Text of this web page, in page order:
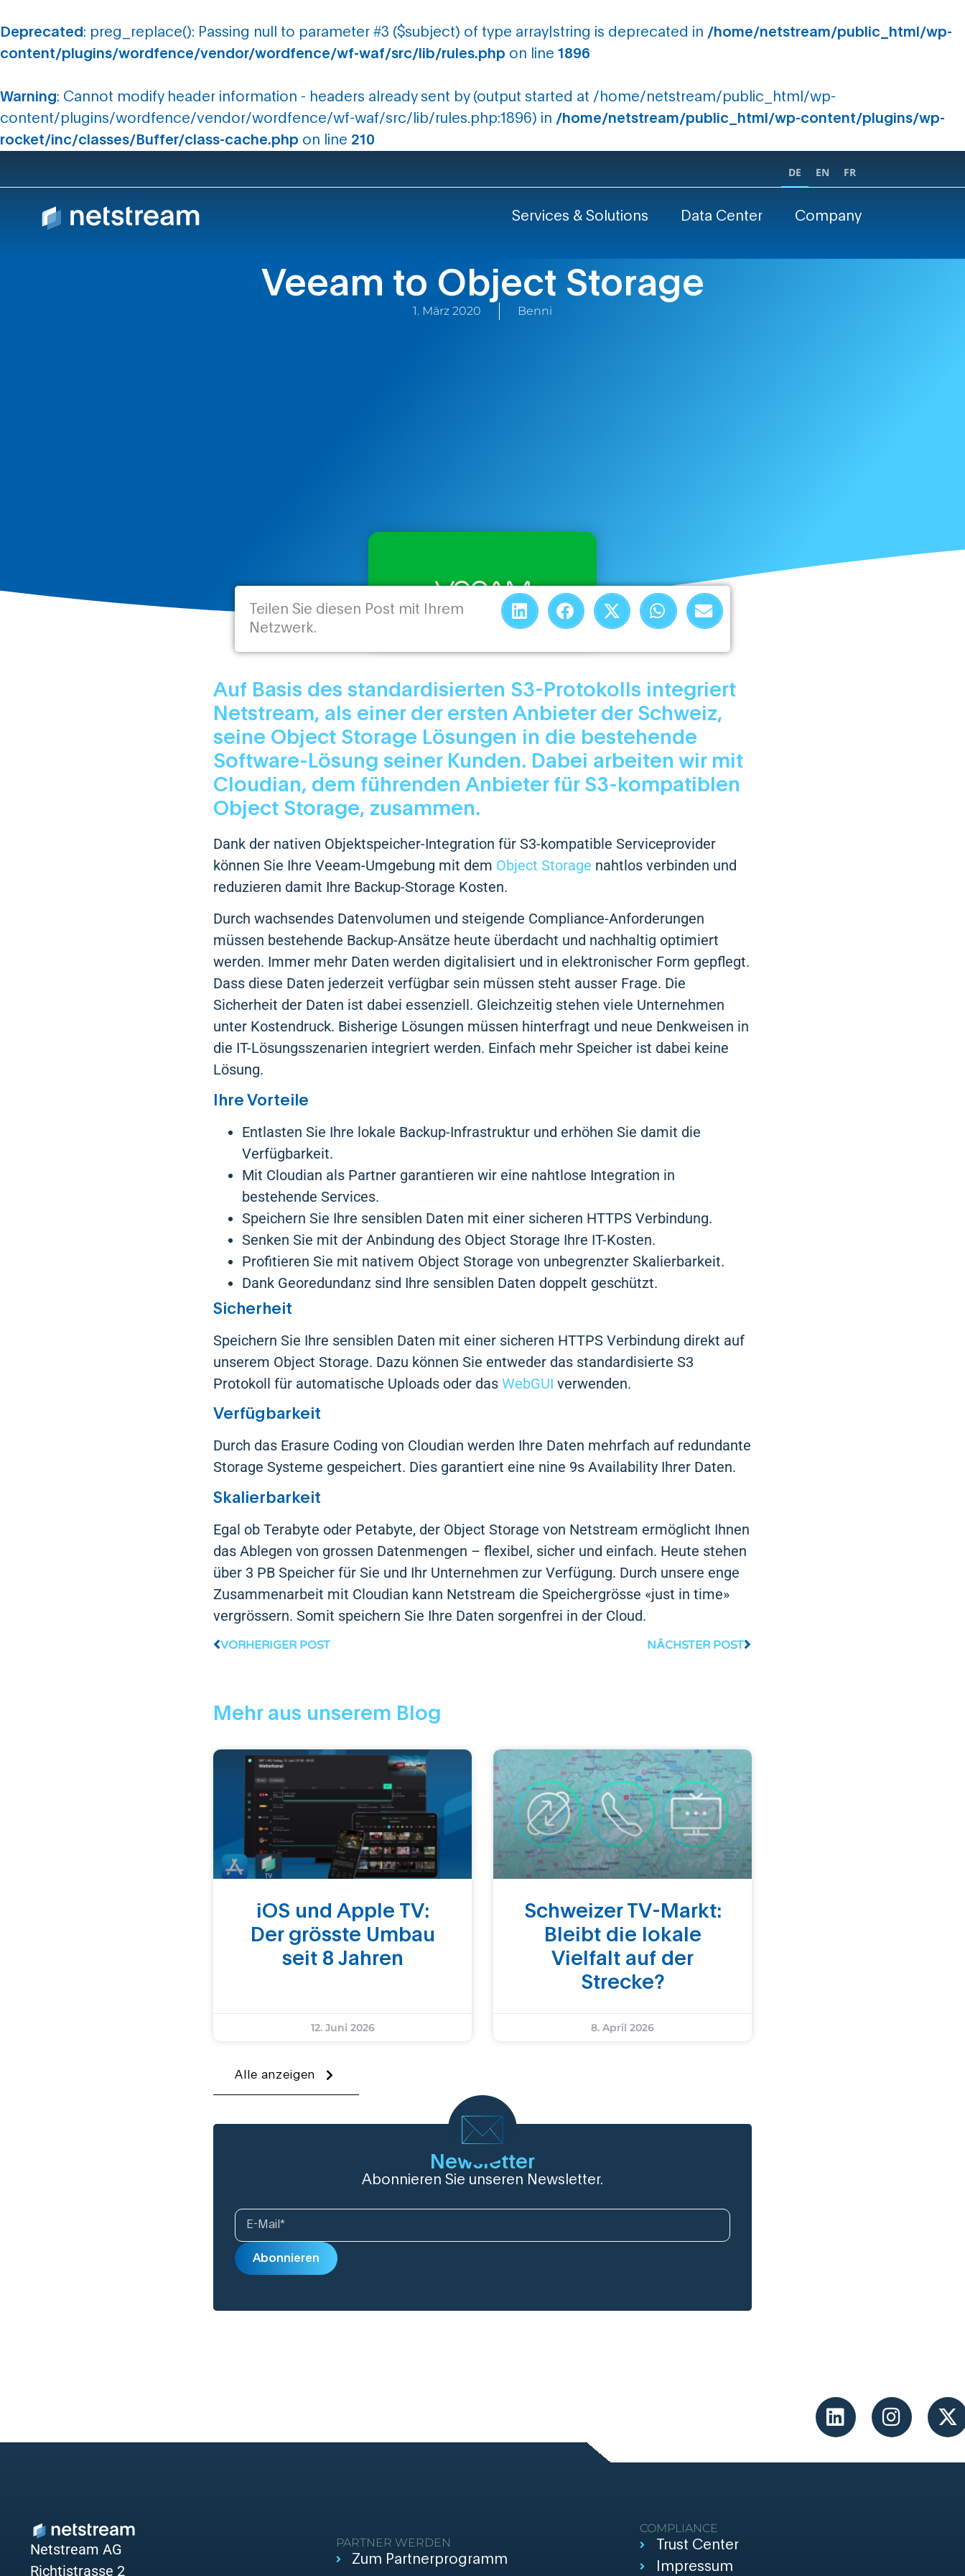
Deprecated : preg_replace(): Passing null to parameter #3 ($subject) of type array|string is deprecated in /home/netstream/public_html/wp-
content/plugins/wordfence/vendor/wordfence/wf-waf/src/lib/rules.php on line 1896
Warning: Cannot modify header information - headers already sent by (output started at /home/netstream/public_html/wp-
content/plugins/wordfence/vendor/wordfence/wf-waf/src/lib/rules.php:1896) in /home/netstream/public_html/wp-content/plugins/wp-
rocket/inc/classes/Buffer/class-cache.php on line 210
DE EN FR
Services & Solutions Data Center Company
Veeam to Object Storage
1. März 2020 Benni
Teilen Sie diesen Post mit Ihrem
Netzwerk.
Auf Basis des standardisierten S3-Protokolls integriert
Netstream, als einer der ersten Anbieter der Schweiz,
seine Object Storage Lösungen in die bestehende
Software-Lösung seiner Kunden. Dabei arbeiten wir mit
Cloudian, dem führenden Anbieter für S3-kompatiblen
Object Storage, zusammen.
Dank der nativen Objektspeicher-Integration für S3-kompatible Serviceprovider
können Sie Ihre Veeam-Umgebung mit dem Object Storage nahtlos verbinden und
reduzieren damit Ihre Backup-Storage Kosten.
Durch wachsendes Datenvolumen und steigende Compliance-Anforderungen
müssen bestehende Backup-Ansätze heute überdacht und nachhaltig optimiert
werden. Immer mehr Daten werden digitalisiert und in elektronischer Form gepflegt.
Dass diese Daten jederzeit verfügbar sein müssen steht ausser Frage. Die
Sicherheit der Daten ist dabei essenziell. Gleichzeitig stehen viele Unternehmen
unter Kostendruck. Bisherige Lösungen müssen hinterfragt und neue Denkweisen in
die IT-Lösungsszenarien integriert werden. Einfach mehr Speicher ist dabei keine
Lösung.
Ihre Vorteile
Entlasten Sie Ihre lokale Backup-Infrastruktur und erhöhen Sie damit die
Verfügbarkeit.
Mit Cloudian als Partner garantieren wir eine nahtlose Integration in
bestehende Services.
Speichern Sie Ihre sensiblen Daten mit einer sicheren HTTPS Verbindung.
Senken Sie mit der Anbindung des Object Storage Ihre IT-Kosten.
Profitieren Sie mit nativem Object Storage von unbegrenzter Skalierbarkeit.
Dank Georedundanz sind Ihre sensiblen Daten doppelt geschützt.
Sicherheit
Speichern Sie Ihre sensiblen Daten mit einer sicheren HTTPS Verbindung direkt auf
unserem Object Storage. Dazu können Sie entweder das standardisierte S3
Protokoll für automatische Uploads oder das WebGUI verwenden.
Verfügbarkeit
Durch das Erasure Coding von Cloudian werden Ihre Daten mehrfach auf redundante
Storage Systeme gespeichert. Dies garantiert eine nine 9s Availability Ihrer Daten.
Skalierbarkeit
Egal ob Terabyte oder Petabyte, der Object Storage von Netstream ermöglicht Ihnen
das Ablegen von grossen Datenmengen – flexibel, sicher und einfach. Heute stehen
über 3 PB Speicher für Sie und Ihr Unternehmen zur Verfügung. Durch unsere enge
Zusammenarbeit mit Cloudian kann Netstream die Speichergrösse «just in time»
vergrössern. Somit speichern Sie Ihre Daten sorgenfrei in der Cloud.
VORHERIGER POST NÄCHSTER POST
Mehr aus unserem Blog
iOS und Apple TV:
Der grösste Umbau
seit 8 Jahren
12. Juni 2026
Schweizer TV-Markt:
Bleibt die lokale
Vielfalt auf der
Strecke?
8. April 2026
Alle anzeigen
Newsletter
Abonnieren Sie unseren Newsletter.
Netstream AG
Richtistrasse 2
PARTNER WERDEN
Zum Partnerprogramm
COMPLIANCE
Trust Center
Impressum